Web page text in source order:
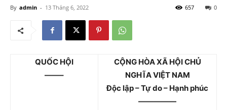
By admin - 13 Tháng 6, 2022 0
657
QUỐC HỘI
——–
CỘNG HÒA XÃ HỘI CHỦ
NGHĨA VIỆT NAM
Độc lập – Tự do – Hạnh phúc
—————